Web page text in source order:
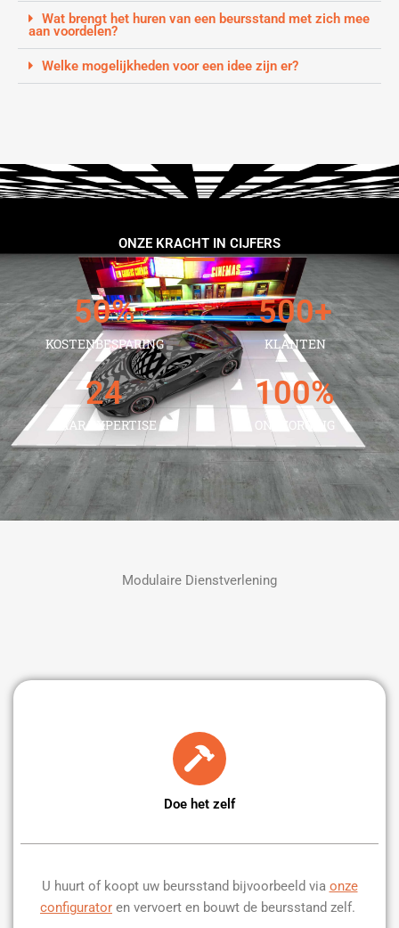
Wat brengt het huren van een beursstand met zich mee
aan voordelen?
Welke mogelijkheden voor een idee zijn er?
ONZE KRACHT IN CIJFERS
KOSTENBESPARING
50%
KLANTEN
500+
JAAR EXPERTISE
24
ONTZORGING
100%
Modulaire Dienstverlening
Doe het zelf
U huurt of koopt uw beursstand bijvoorbeeld via onze
configurator en vervoert en bouwt de beursstand zelf.